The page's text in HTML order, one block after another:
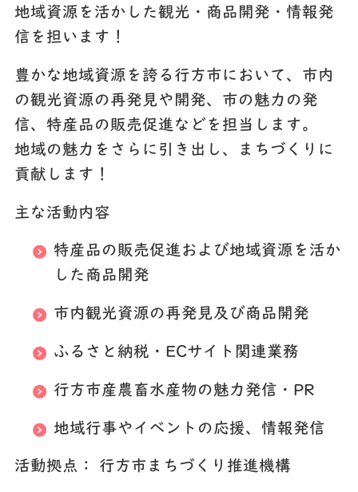
地域資源を活かした観光・商品開発・情報発
信を担います！
豊かな地域資源を誇る行方市において、市内
の観光資源の再発見や開発、市の魅力の発
信、特産品の販売促進などを担当します。
地域の魅力をさらに引き出し、まちづくりに
貢献します！
主な活動内容
特産品の販売促進および地域資源を活か
した商品開発
市内観光資源の再発見及び商品開発
ふるさと納税・ECサイト関連業務
行方市産農畜水産物の魅力発信・PR
地域行事やイベントの応援、情報発信
活動拠点： 行方市まちづくり推進機構